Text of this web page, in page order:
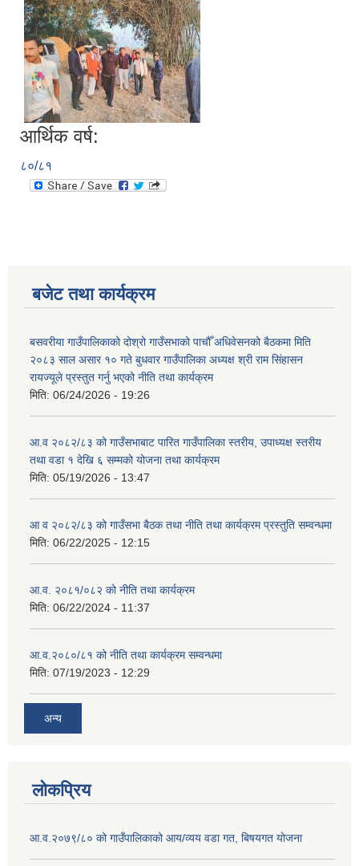
आर्थिक वर्ष:
८०/८१
बजेट तथा कार्यक्रम
बसवरीया गाउँपालिकाको दोश्रो गाउँसभाको पाचौँ अधिवेसनको बैठकमा मिति
२०८३ साल असार १० गते बुधवार गाउँपालिका अध्यक्ष श्री राम सिंहासन
रायज्यूले प्रस्तुत गर्नु भएको नीति तथा कार्यक्रम
मिति: 06/24/2026 - 19:26
आ.व २०८२/८३ को गाउँसभाबाट पारित गाउँपालिका स्तरीय, उपाध्यक्ष स्तरीय
तथा वडा १ देखि ६ सम्मको योजना तथा कार्यक्रम
मिति: 05/19/2026 - 13:47
आ व २०८२/८३ को गाउँसभा बैठक तथा नीति तथा कार्यक्रम प्रस्तुति सम्वन्धमा
मिति: 06/22/2025 - 12:15
आ.व. २०८१/०८२ को नीति तथा कार्यक्रम
मिति: 06/22/2024 - 11:37
आ.व.२०८०/८१ को नीति तथा कार्यक्रम सम्वन्धमा
मिति: 07/19/2023 - 12:29
अन्य
लोकप्रिय
आ.व.२०७९/८० को गाउँपालिकाको आय/व्यय वडा गत, बिषयगत योजना